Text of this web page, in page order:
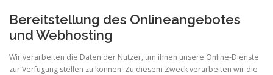
Bereitstellung des Onlineangebotes
und Webhosting
Wir verarbeiten die Daten der Nutzer, um ihnen unsere Online-Dienste
zur Verfügung stellen zu können. Zu diesem Zweck verarbeiten wir die